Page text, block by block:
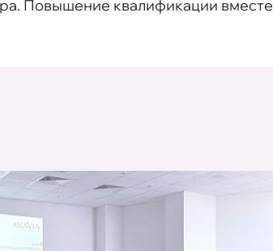
Повышение квалификации вместе